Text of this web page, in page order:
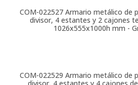
COM-022527 Armario metálico de
divisor, 4 estantes y 2 cajones
1026x555x1000h mm -
COM-022529 Armario metálico de